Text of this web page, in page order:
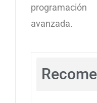
programación
avanzada.